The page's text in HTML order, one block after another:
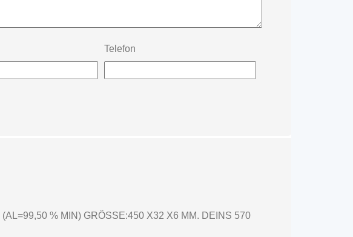
Telefon
(AL=99,50 % MIN) GRÖSSE:450 X32 X6 MM. DEINS 570